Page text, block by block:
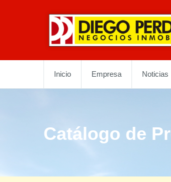
Inicio Empresa Noticias
Catálogo de